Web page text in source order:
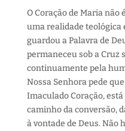
O Coração de Maria não
uma realidade teológica
guardou a Palavra de
permaneceu sob a Cruz
continuamente pela
Nossa Senhora pede
Imaculado Coração,
caminho da conversão,
à vontade de Deus. Não